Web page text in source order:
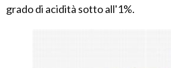
grado di acidità sotto all'1%.